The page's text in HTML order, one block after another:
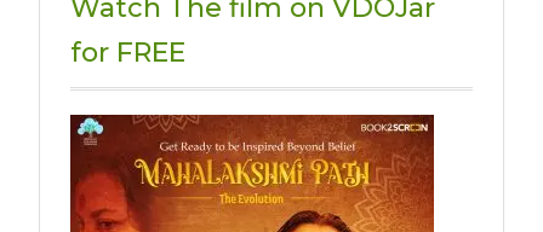
Watch The film on VDOJar
for FREE